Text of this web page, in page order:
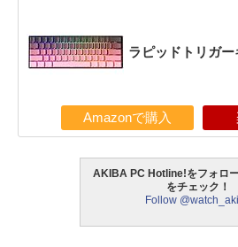
ラピッドトリガ
Amazonで購入
AKIBA PC Hotline!をフォロ
をチェック！
Follow